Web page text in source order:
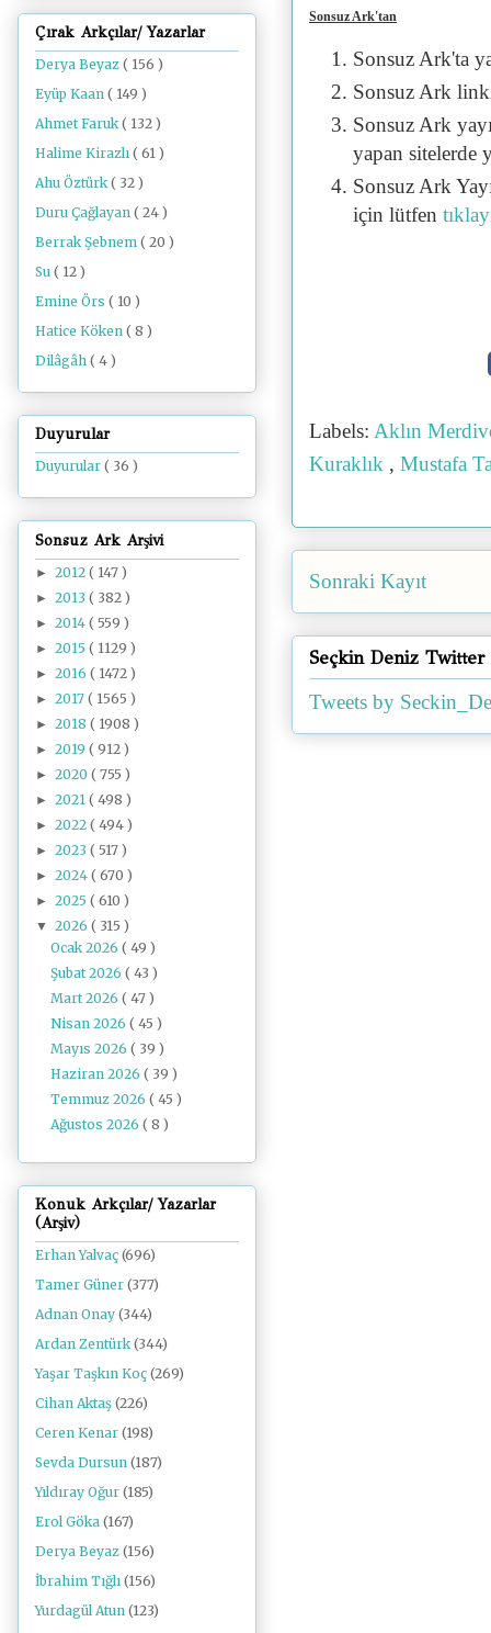
Sonsuz Ark'tan
Sonsuz Ark'ta
Sonsuz Ark
Sonsuz Ark
yapan sitelerde
Sonsuz Ark
için lütfen
Labels: Aklın
Kuraklık , Mustafa
Sonraki Kayıt
Seçkin Deniz Twitter
Tweets by
Çırak Arkçılar/ Yazarlar
Derya Beyaz ( 156 )
Eyüp Kaan ( 149 )
Ahmet Faruk ( 132 )
Halime Kirazlı ( 61 )
Ahu Öztürk ( 32 )
Duru Çağlayan ( 24 )
Berrak Şebnem ( 20 )
Su ( 12 )
Emine Örs ( 10 )
Hatice Köken ( 8 )
Dilâgâh ( 4 )
Duyurular
Duyurular ( 36 )
Sonsuz Ark Arşivi
► 2012 ( 147 )
► 2013 ( 382 )
► 2014 ( 559 )
► 2015 ( 1129 )
► 2016 ( 1472 )
► 2017 ( 1565 )
► 2018 ( 1908 )
► 2019 ( 912 )
► 2020 ( 755 )
► 2021 ( 498 )
► 2022 ( 494 )
► 2023 ( 517 )
► 2024 ( 670 )
► 2025 ( 610 )
▼ 2026 ( 315 )
Ocak 2026( 49 )
Şubat 2026( 43 )
Mart 2026( 47 )
Nisan 2026( 45 )
Mayıs 2026( 39 )
Haziran 2026( 39 )
Temmuz 2026( 45 )
Ağustos 2026( 8 )
Konuk Arkçılar/ Yazarlar
(Arşiv)
Erhan Yalvaç (696)
Tamer Güner (377)
Adnan Onay (344)
Ardan Zentürk (344)
Yaşar Taşkın Koç (269)
Cihan Aktaş (226)
Ceren Kenar (198)
Sevda Dursun (187)
Yıldıray Oğur (185)
Erol Göka (167)
Derya Beyaz (156)
İbrahim Tığlı (156)
Yurdagül Atun (123)